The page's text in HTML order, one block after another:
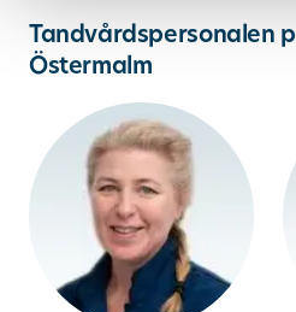
Tandvårdspersonalen
Östermalm